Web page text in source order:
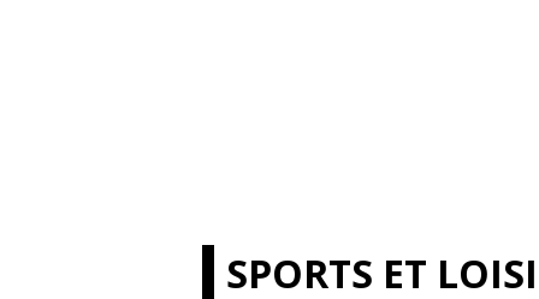
SPORTS ET